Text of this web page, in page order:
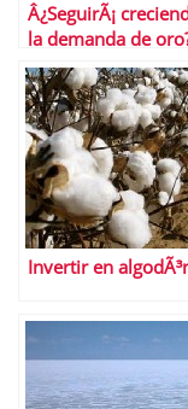
Â¿SeguirÃ¡
la demanda de
Invertir en